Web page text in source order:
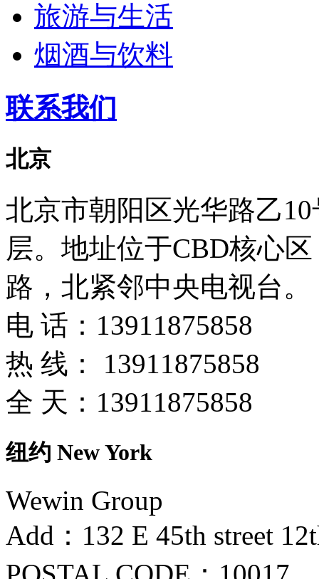
旅游与生活
烟酒与饮料
联系我们
北京
北京市朝阳区光华路乙
层。地址位于CBD核心
路，北紧邻中央电视台。
电 话： 13911875858
热 线：
13911875858
全 天： 13911875858
纽约 New York
Wewin Group
Add：132 E 45th street